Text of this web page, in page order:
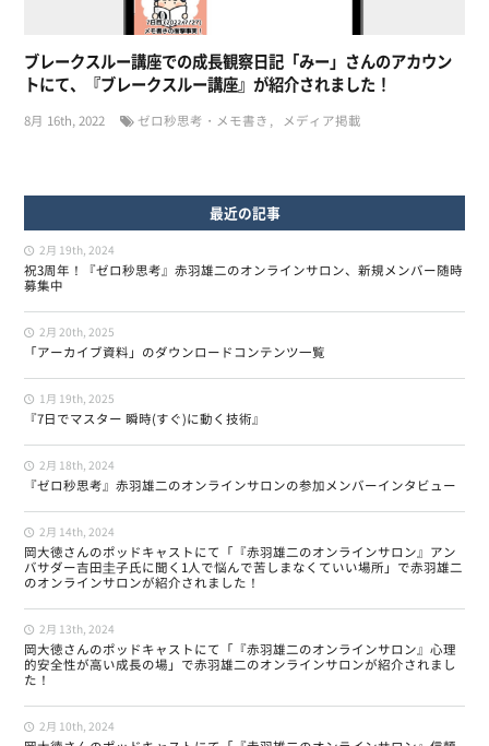
ブレークスルー講座での成長観察日記「みー」さんのアカウン
トにて、『ブレークスルー講座』が紹介されました！
8月 16th, 2022 ゼロ秒思考・メモ書き メディア掲載
最近の記事
2月 19th, 2024
祝3周年！『ゼロ秒思考』赤羽雄二のオンラインサロン、新規メンバー随時
募集中
2月 20th, 2025
「アーカイブ資料」のダウンロードコンテンツ一覧
1月 19th, 2025
『7日でマスター 瞬時(すぐ)に動く技術』
2月 18th, 2024
『ゼロ秒思考』赤羽雄二のオンラインサロンの参加メンバーインタビュー
2月 14th, 2024
岡大徳さんのポッドキャストにて「『赤羽雄二のオンラインサロン』アン
バサダー吉田圭子氏に聞く1人で悩んで苦しまなくていい場所」で赤羽雄二
のオンラインサロンが紹介されました！
2月 13th, 2024
岡大徳さんのポッドキャストにて「『赤羽雄二のオンラインサロン』心理
的安全性が高い成長の場」で赤羽雄二のオンラインサロンが紹介されまし
た！
2月 10th, 2024